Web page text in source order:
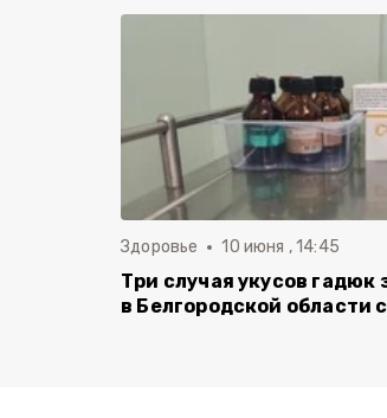
Здоровье 10 июня , 14:45
Три случая укусов
в Белгородской области